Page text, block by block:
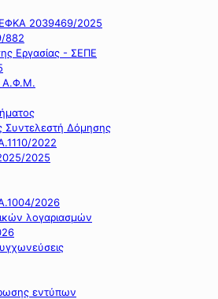
2039469/2025
882
Εργασίας - ΣΕΠΕ
Α.Φ.Μ.
Δόμησης
2022
2025
2026
λογαριασμών
εντύπων